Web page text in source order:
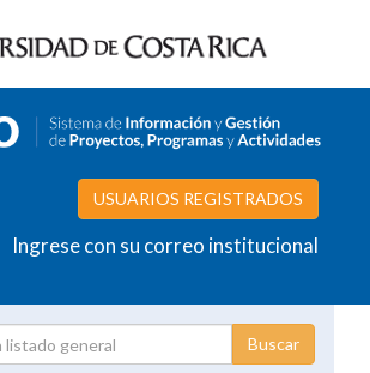
USUARIOS REGISTRADOS
Ingrese con su correo institucional